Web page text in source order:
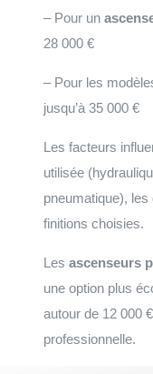
– Pour un
28 000 €
– Pour les
jusqu’à 35 000 €
Les facteurs
utilisée
pneumatique),
finitions choisies.
Les ascenseurs
une option plus
autour de 12 000
professionnelle.